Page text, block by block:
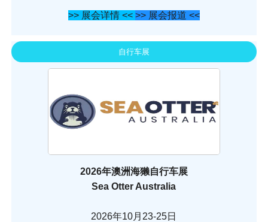
>> 展会详情 << >> 展会报道 <<
自行车展
2026年澳洲海獭自行车展
Sea Otter Australia
2026年10月23-25日